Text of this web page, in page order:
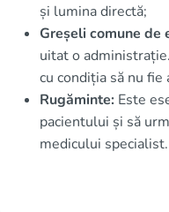
și lumina directă;
Greșeli comune de
uitat o
cu condiția să nu fie
Rugăminte: Este
pacientului și să
medicului specialist.